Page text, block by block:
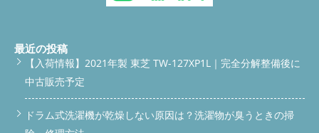
関東全域ドラム式洗濯機分解清掃対応可能 #さいたま市#川越市#
南区#さいたま市西区#さいたま市北区#さいたま市大宮区#さい
たま市桜区#さいたま市浦和区#日高市#深谷市#熊谷市#行田市#
幸手市#朝霞市#和光市#新座市#久喜市#鴻巣市#草加市#東松山
市 ◇◆◇◆◇◆◇◆◇◆◇◆◇◆◇◆◇◆◇◆◇ 続きを読む
最近の投稿
【入荷情報】2021年製 東芝 TW-127XP1L｜完全分解整備後に
中古販売予定
ドラム式洗濯機が乾燥しない原因は？洗濯物が臭うときの掃